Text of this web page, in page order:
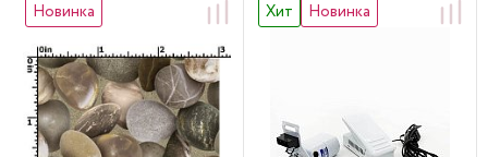
Новинка Хит Новинка